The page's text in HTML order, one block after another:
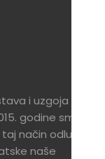
i uzgoja
godine smo
način odlučili
naše